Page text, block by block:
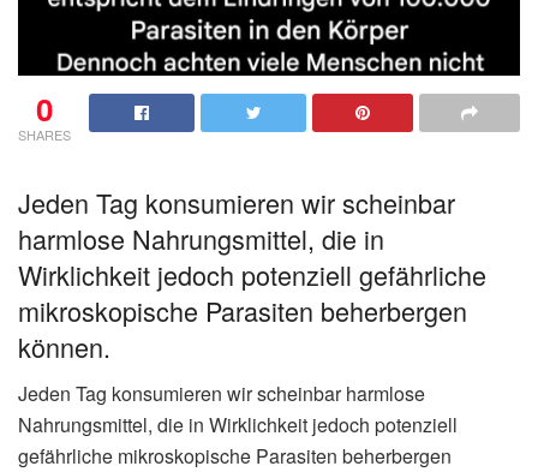
0
SHARES
Jeden Tag konsumieren wir scheinbar
harmlose Nahrungsmittel, die in
Wirklichkeit jedoch potenziell gefährliche
mikroskopische Parasiten beherbergen
können.
Jeden Tag konsumieren wir scheinbar harmlose
Nahrungsmittel, die in Wirklichkeit jedoch potenziell
gefährliche mikroskopische Parasiten beherbergen